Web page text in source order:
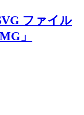
ファイル
」